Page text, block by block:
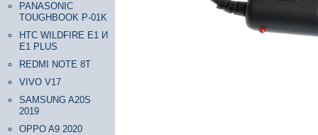
PANASONIC
TOUGHBOOK P-01K
HTC WILDFIRE E1 И
E1 PLUS
REDMI NOTE 8T
VIVO V17
SAMSUNG A20S
2019
OPPO A9 2020